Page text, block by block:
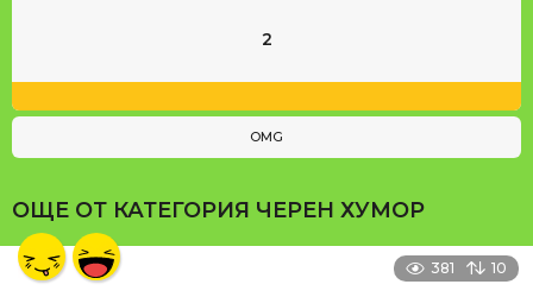
2
OMG
ОЩЕ ОТ КАТЕГОРИЯ ЧЕРЕН ХУМОР
381 10